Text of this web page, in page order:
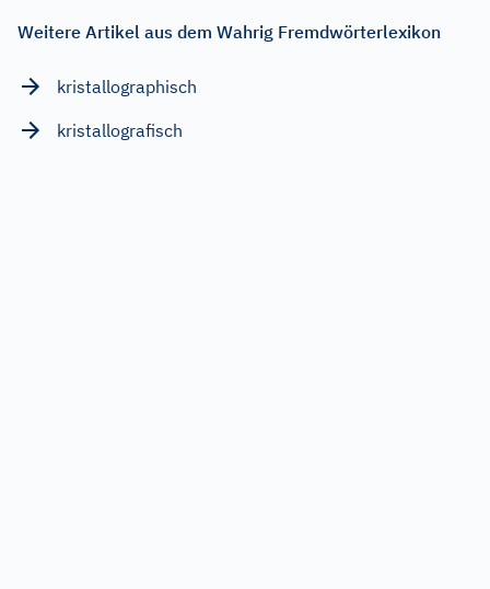
Weitere Artikel aus dem Wahrig Fremdwörterlexikon
kristallographisch
kristallografisch